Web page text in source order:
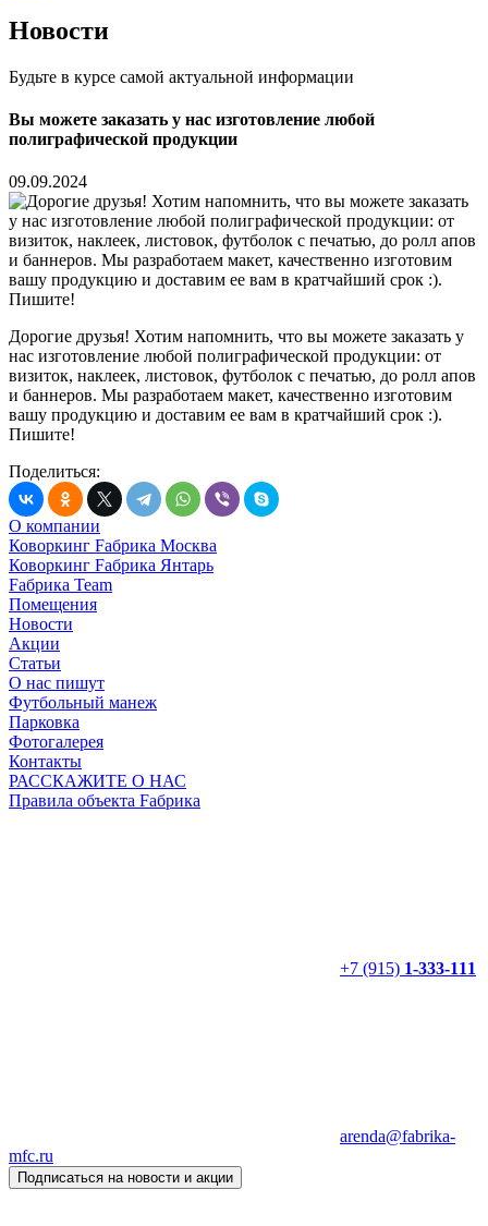
Новости
Будьте в курсе самой актуальной информации
Вы можете заказать у нас изготовление любой
полиграфической продукции
09.09.2024
Дорогие друзья! Хотим напомнить, что вы можете заказать у
нас изготовление любой полиграфической продукции: от
визиток, наклеек, листовок, футболок с печатью, до ролл апов
и баннеров. Мы разработаем макет, качественно изготовим
вашу продукцию и доставим ее вам в кратчайший срок :).
Пишите!
Поделиться:
О компании
Коворкинг Fабрика Москва
Коворкинг Fабрика Янтарь
Fабрика Team
Помещения
Новости
Акции
Статьи
О нас пишут
Футбольный манеж
Парковка
Фотогалерея
Контакты
РАССКАЖИТЕ О НАС
Правила объекта Fабрика
+7 (915) 1-333-111
arenda@fabrika-
mfc.ru
Подписаться на новости и акции